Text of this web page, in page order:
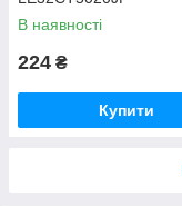
В наявності
224 ₴
Купити